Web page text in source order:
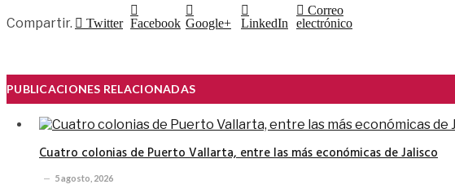
Compartir. Twitter Facebook Google+ LinkedIn
Correo
electrónico
PUBLICACIONES RELACIONADAS
Cuatro colonias de Puerto Vallarta, entre las más económicas de Jalisco
5 agosto, 2026